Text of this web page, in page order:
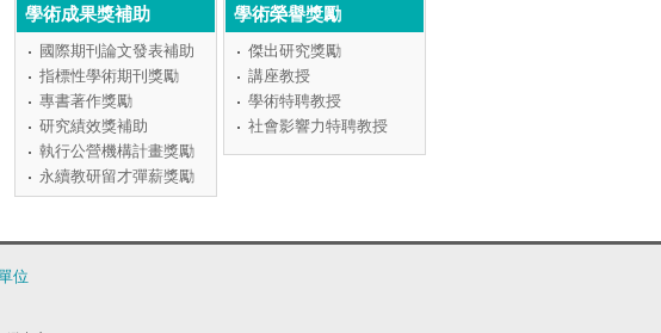
學術成果獎補助
國際期刊論文發表補助
指標性學術期刊獎勵
專書著作獎勵
研究績效獎補助
執行公營機構計畫獎勵
永續教研留才彈薪獎勵
學術榮譽獎勵
傑出研究獎勵
講座教授
學術特聘教授
社會影響力特聘教授
位